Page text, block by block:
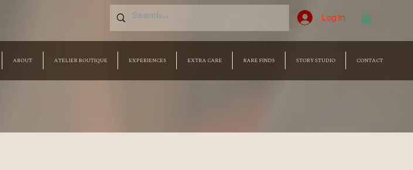
ABOUT ATELIER BOUTIQUE EXPERIENCES EXTRA CARE RARE FINDS STORY STUDIO CONTACT
Log In